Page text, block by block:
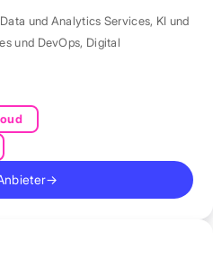
Data und Analytics Services, KI und
und DevOps, Digital
→